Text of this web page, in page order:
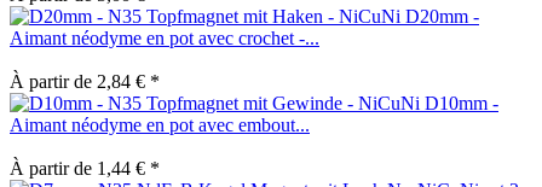
D20mm -
Aimant néodyme en pot avec crochet -...
À partir de 2,84 € *
D10mm -
Aimant néodyme en pot avec embout...
À partir de 1,44 € *